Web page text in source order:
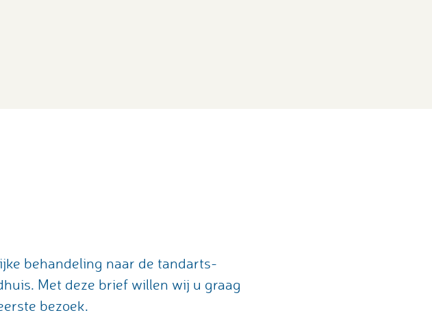
behandeling naar de tandarts-
Met deze brief willen wij u graag
bezoek.